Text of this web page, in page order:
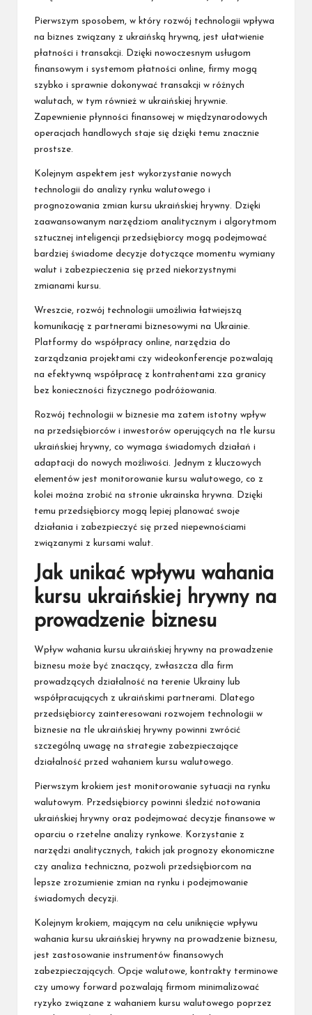
Pierwszym sposobem, w który rozwój technologii wpływa
na biznes związany z ukraińską hrywną, jest ułatwienie
płatności i transakcji. Dzięki nowoczesnym usługom
finansowym i systemom płatności online, firmy mogą
szybko i sprawnie dokonywać transakcji w różnych
walutach, w tym również w ukraińskiej hrywnie.
Zapewnienie płynności finansowej w międzynarodowych
operacjach handlowych staje się dzięki temu znacznie
prostsze.
Kolejnym aspektem jest wykorzystanie nowych
technologii do analizy rynku walutowego i
prognozowania zmian kursu ukraińskiej hrywny. Dzięki
zaawansowanym narzędziom analitycznym i algorytmom
sztucznej inteligencji przedsiębiorcy mogą podejmować
bardziej świadome decyzje dotyczące momentu wymiany
walut i zabezpieczenia się przed niekorzystnymi
zmianami kursu.
Wreszcie, rozwój technologii umożliwia łatwiejszą
komunikację z partnerami biznesowymi na Ukrainie.
Platformy do współpracy online, narzędzia do
zarządzania projektami czy wideokonferencje pozwalają
na efektywną współpracę z kontrahentami zza granicy
bez konieczności fizycznego podróżowania.
Rozwój technologii w biznesie ma zatem istotny wpływ
na przedsiębiorców i inwestorów operujących na tle kursu
ukraińskiej hrywny, co wymaga świadomych działań i
adaptacji do nowych możliwości. Jednym z kluczowych
elementów jest monitorowanie kursu walutowego, co z
kolei można zrobić na stronie ukrainska hrywna. Dzięki
temu przedsiębiorcy mogą lepiej planować swoje
działania i zabezpieczyć się przed niepewnościami
związanymi z kursami walut.
Jak unikać wpływu wahania
kursu ukraińskiej hrywny na
prowadzenie biznesu
Wpływ wahania kursu ukraińskiej hrywny na prowadzenie
biznesu może być znaczący, zwłaszcza dla firm
prowadzących działalność na terenie Ukrainy lub
współpracujących z ukraińskimi partnerami. Dlatego
przedsiębiorcy zainteresowani rozwojem technologii w
biznesie na tle ukraińskiej hrywny powinni zwrócić
szczególną uwagę na strategie zabezpieczające
działalność przed wahaniem kursu walutowego.
Pierwszym krokiem jest monitorowanie sytuacji na rynku
walutowym. Przedsiębiorcy powinni śledzić notowania
ukraińskiej hrywny oraz podejmować decyzje finansowe w
oparciu o rzetelne analizy rynkowe. Korzystanie z
narzędzi analitycznych, takich jak prognozy ekonomiczne
czy analiza techniczna, pozwoli przedsiębiorcom na
lepsze zrozumienie zmian na rynku i podejmowanie
świadomych decyzji.
Kolejnym krokiem, mającym na celu uniknięcie wpływu
wahania kursu ukraińskiej hrywny na prowadzenie biznesu,
jest zastosowanie instrumentów finansowych
zabezpieczających. Opcje walutowe, kontrakty terminowe
czy umowy forward pozwalają firmom minimalizować
ryzyko związane z wahaniem kursu walutowego poprzez